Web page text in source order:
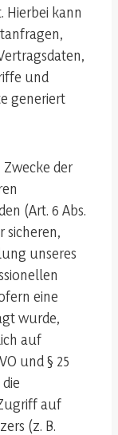
Hierbei kann
und
generiert
der
(Art. 6 Abs.
sicheren,
unseres
eine
wurde,
auf
und § 25
auf
(z. B.